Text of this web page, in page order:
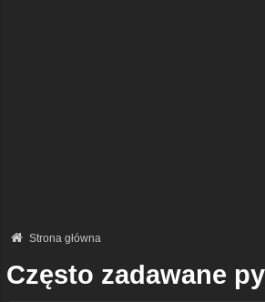
Strona główna
Często zadawane